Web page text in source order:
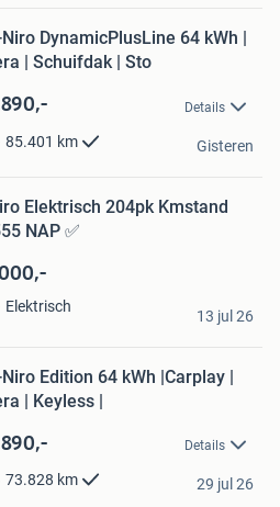
DynamicPlusLine 64 kWh |
| Schuifdak | Sto
Details
85.401 km Gisteren
Elektrisch 204pk Kmstand
NAP ✅
Elektrisch
13 jul 26
Edition 64 kWh |Carplay |
| Keyless |
Details
73.828 km 29 jul 26